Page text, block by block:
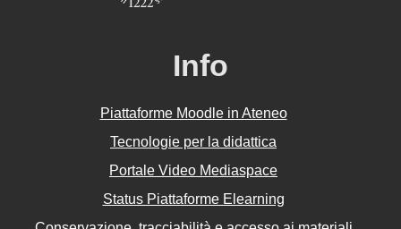
Info
Piattaforme Moodle in Ateneo
Tecnologie per la didattica
Portale Video Mediaspace
Status Piattaforme Elearning